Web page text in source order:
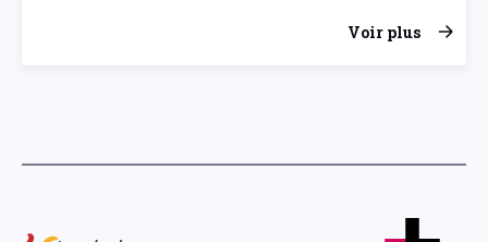
Voir plus